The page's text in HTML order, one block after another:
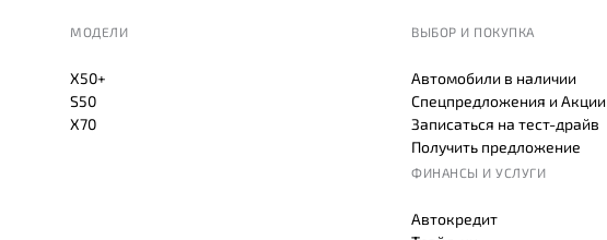
МОДЕЛИ
X50+
S50
X70
ВЫБОР И ПОКУПКА
Автомобили в наличии
Спецпредложения и Акции
Записаться на тест-драйв
Получить предложение
ФИНАНСЫ И УСЛУГИ
Автокредит